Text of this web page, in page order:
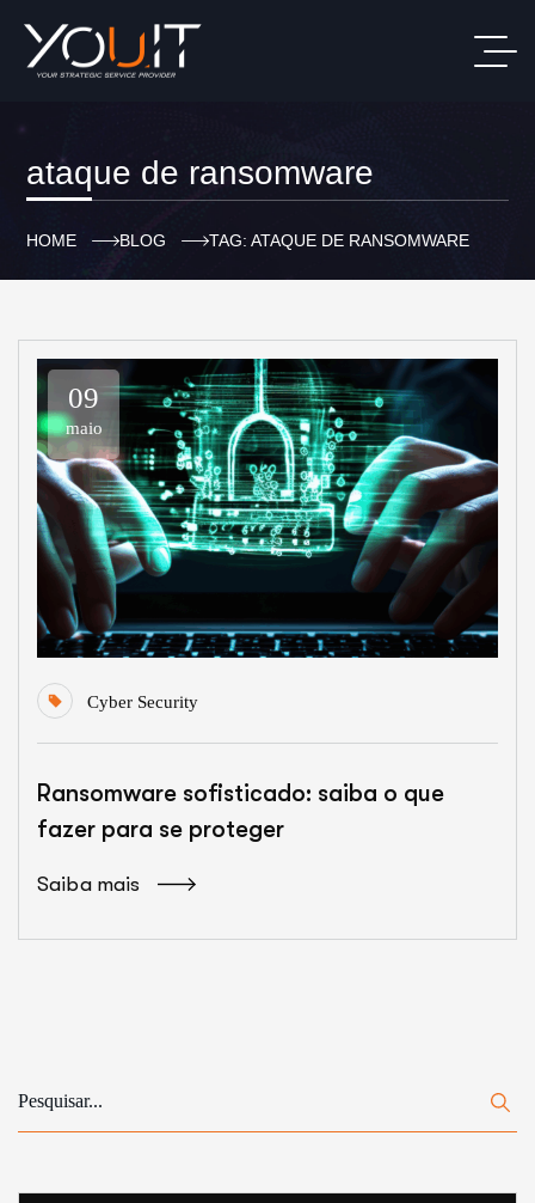
ataque de ransomware
HOME BLOG TAG: ATAQUE DE RANSOMWARE
09
maio
Cyber Security
Ransomware sofisticado: saiba o que
fazer para se proteger
Saiba mais